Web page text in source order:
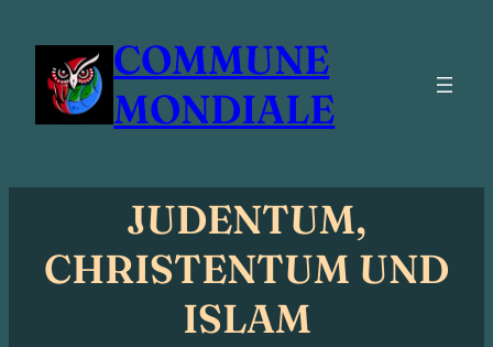
Inhalt
springen
COMMUNE
MONDIALE
JUDENTUM,
CHRISTENTUM UND
ISLAM